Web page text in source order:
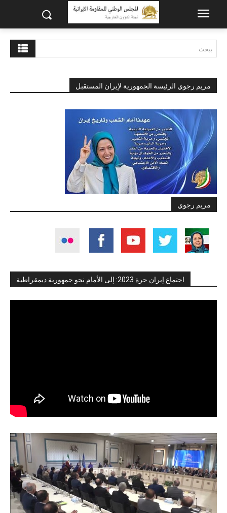
يبحث
مريم رجوي الرئيسة الجمهورية لإيران المستقبل
مريم رجوي
اجتماع إيران حرة 2023: إلى الأمام نحو جمهورية ديمقراطية